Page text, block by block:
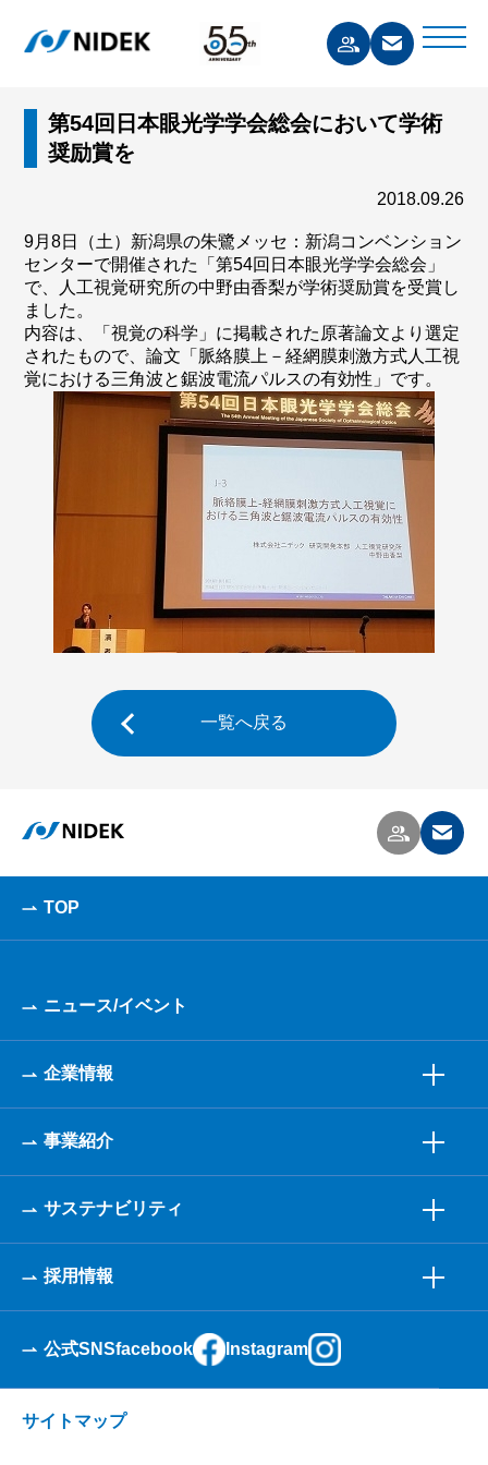
第54回日本眼光学学会総会において学術
奨励賞を
2018.09.26
9月8日（土）新潟県の朱鷺メッセ：新潟コンベンション
センターで開催された「第54回日本眼光学学会総会」
で、人工視覚研究所の中野由香梨が学術奨励賞を受賞し
ました。
内容は、「視覚の科学」に掲載された原著論文より選定
されたもので、論文「脈絡膜上－経網膜刺激方式人工視
覚における三角波と鋸波電流パルスの有効性」です。
一覧へ戻る
TOP
ニュース/イベント
企業情報
事業紹介
サステナビリティ
採用情報
公式SNSfacebook Instagram
サイトマップ